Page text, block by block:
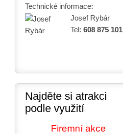
Technické informace:
Josef Rybár
Tel: 608 875 101
Najděte si atrakci
podle využití
Firemní akce